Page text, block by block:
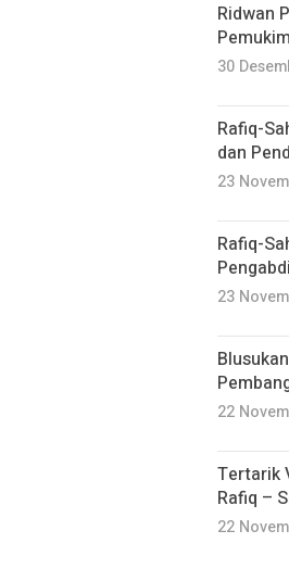
Ridwan
30
Rafiq-
dan
23
Rafiq-
23
22
Tertarik
Rafiq –
22